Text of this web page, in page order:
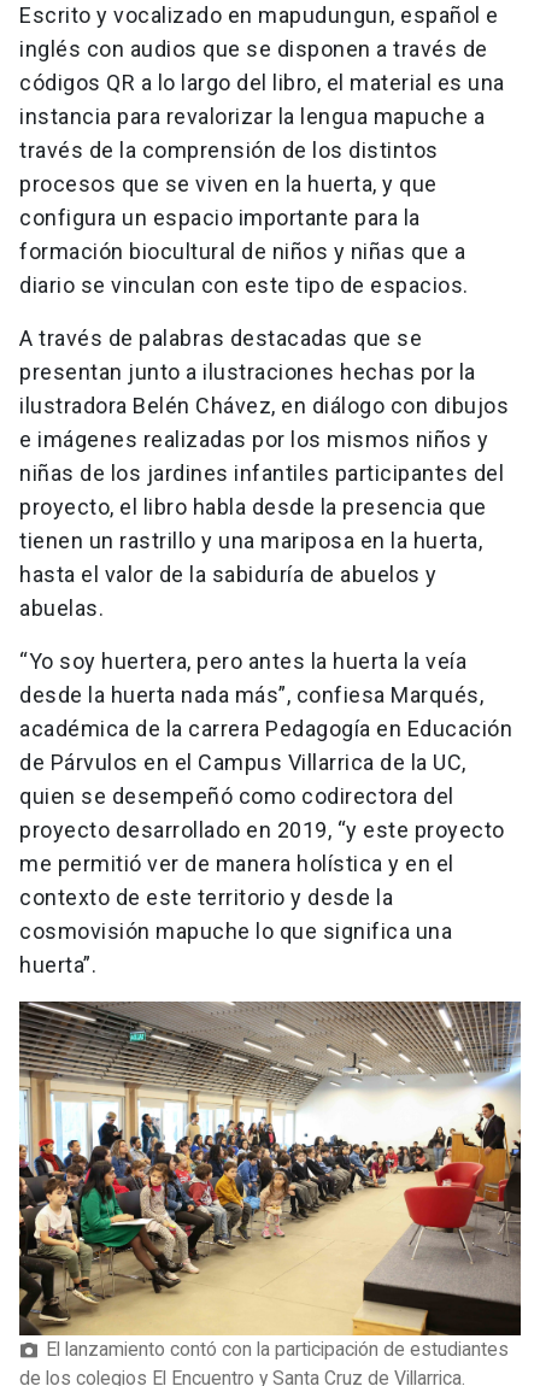
Escrito y vocalizado en mapudungun, español e
inglés con audios que se disponen a través de
códigos QR a lo largo del libro, el material es una
instancia para revalorizar la lengua mapuche a
través de la comprensión de los distintos
procesos que se viven en la huerta, y que
configura un espacio importante para la
formación biocultural de niños y niñas que a
diario se vinculan con este tipo de espacios.
A través de palabras destacadas que se
presentan junto a ilustraciones hechas por la
ilustradora Belén Chávez, en diálogo con dibujos
e imágenes realizadas por los mismos niños y
niñas de los jardines infantiles participantes del
proyecto, el libro habla desde la presencia que
tienen un rastrillo y una mariposa en la huerta,
hasta el valor de la sabiduría de abuelos y
abuelas.
“Yo soy huertera, pero antes la huerta la veía
desde la huerta nada más”, confiesa Marqués,
académica de la carrera Pedagogía en Educación
de Párvulos en el Campus Villarrica de la UC,
quien se desempeñó como codirectora del
proyecto desarrollado en 2019, “y este proyecto
me permitió ver de manera holística y en el
contexto de este territorio y desde la
cosmovisión mapuche lo que significa una
huerta”.
El lanzamiento contó con la participación de estudiantes
de los colegios El Encuentro y Santa Cruz de Villarrica.